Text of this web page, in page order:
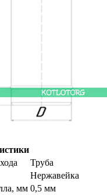
Труба
Нержавейка
мм 0,5 мм